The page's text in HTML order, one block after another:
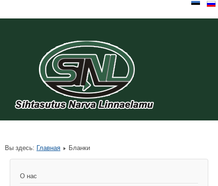
Вы здесь: Главная Бланки
О нас